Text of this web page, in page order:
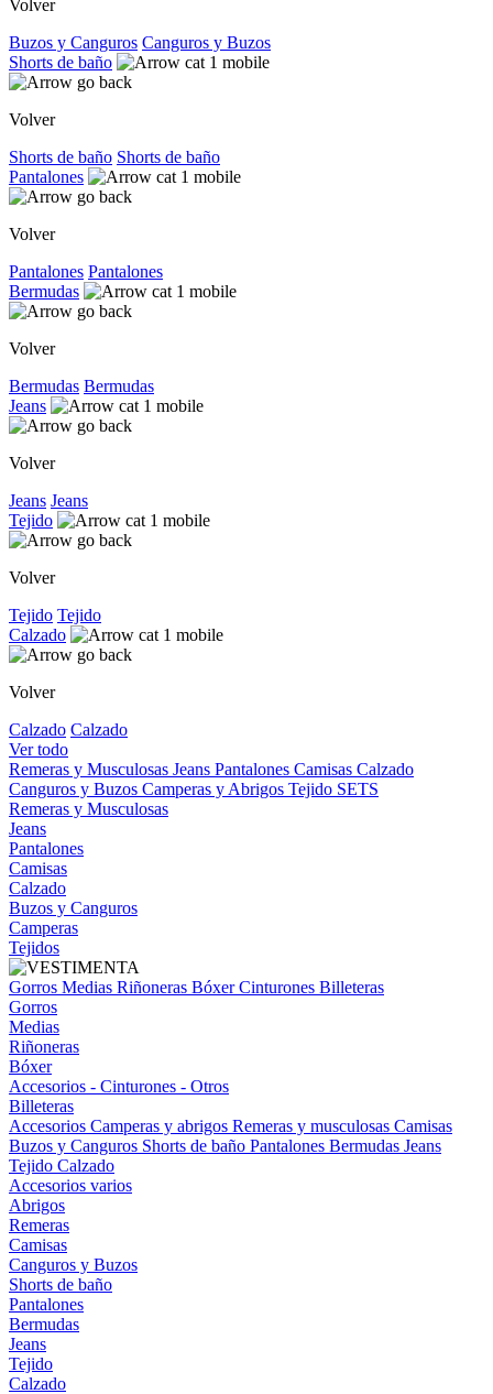
Volver
Buzos y Canguros Canguros y Buzos
Shorts de baño
Volver
Shorts de baño Shorts de baño
Pantalones
Volver
Pantalones Pantalones
Bermudas
Volver
Bermudas Bermudas
Jeans
Volver
Jeans Jeans
Tejido
Volver
Tejido Tejido
Calzado
Volver
Calzado Calzado
Ver todo
Remeras y Musculosas Jeans Pantalones Camisas Calzado
Canguros y Buzos Camperas y Abrigos Tejido SETS
Remeras y Musculosas
Jeans
Pantalones
Camisas
Calzado
Buzos y Canguros
Camperas
Tejidos
Gorros Medias Riñoneras BóxerCinturones Billeteras
Gorros
Medias
Riñoneras
Bóxer
Accesorios - Cinturones - Otros
Billeteras
Accesorios Camperas y abrigos Remeras y musculosas Camisas
Buzos y Canguros Shorts de baño Pantalones Bermudas Jeans
Tejido Calzado
Accesorios varios
Abrigos
Remeras
Camisas
Canguros y Buzos
Shorts de baño
Pantalones
Bermudas
Jeans
Tejido
Calzado